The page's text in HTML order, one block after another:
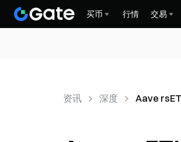
买币 行情 交易
资讯 深度 Aave